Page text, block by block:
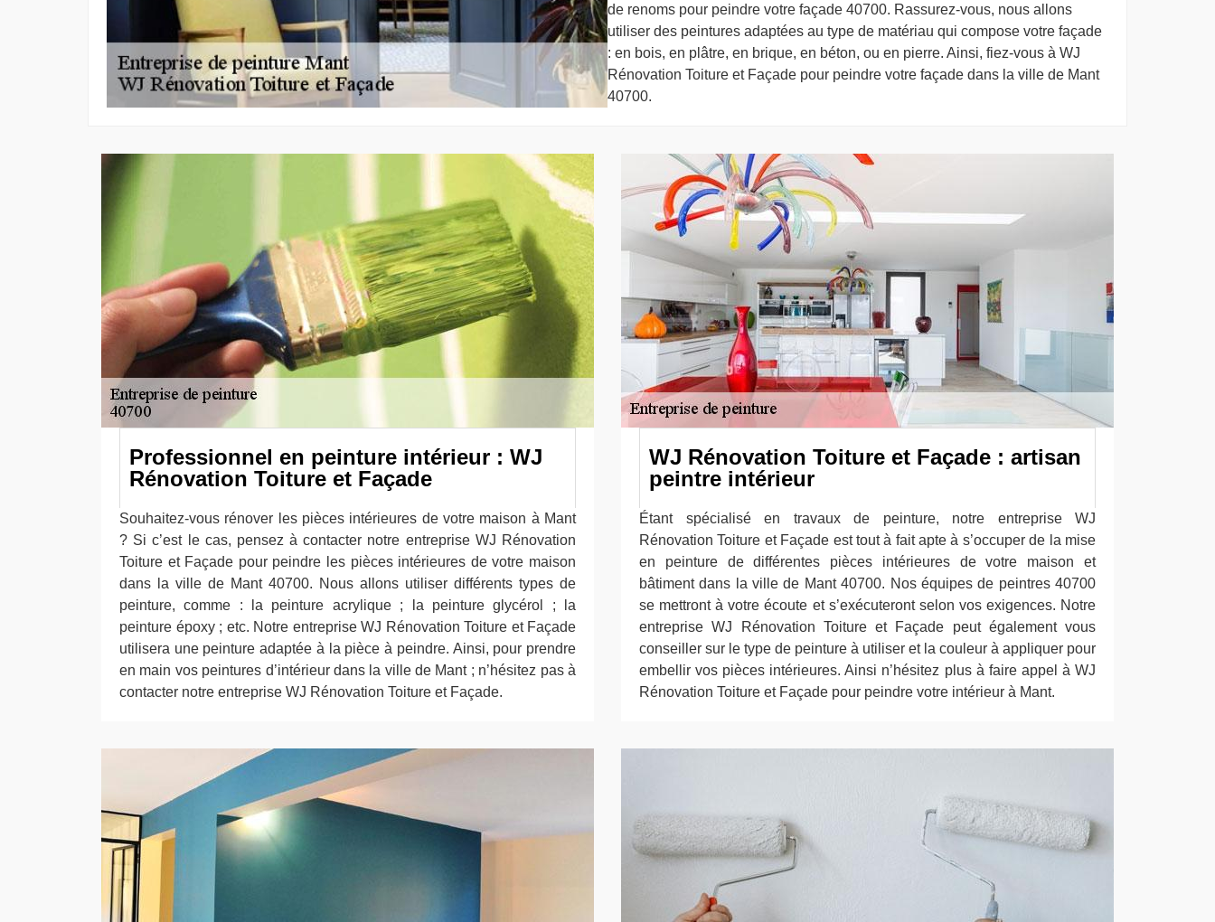
de renoms pour peindre votre façade 40700. Rassurez-vous, nous allons
utiliser des peintures adaptées au type de matériau qui compose votre façade
: en bois, en plâtre, en brique, en béton, ou en pierre. Ainsi, fiez-vous à WJ
Rénovation Toiture et Façade pour peindre votre façade dans la ville de Mant
40700.
Professionnel en peinture intérieur : WJ
Rénovation Toiture et Façade
Souhaitez-vous rénover les pièces intérieures de votre maison à Mant
? Si c’est le cas, pensez à contacter notre entreprise WJ Rénovation
Toiture et Façade pour peindre les pièces intérieures de votre maison
dans la ville de Mant 40700. Nous allons utiliser différents types de
peinture, comme : la peinture acrylique ; la peinture glycérol ; la
peinture époxy ; etc. Notre entreprise WJ Rénovation Toiture et Façade
utilisera une peinture adaptée à la pièce à peindre. Ainsi, pour prendre
en main vos peintures d’intérieur dans la ville de Mant ; n’hésitez pas à
contacter notre entreprise WJ Rénovation Toiture et Façade.
WJ Rénovation Toiture et Façade : artisan
peintre intérieur
Étant spécialisé en travaux de peinture, notre entreprise WJ
Rénovation Toiture et Façade est tout à fait apte à s’occuper de la mise
en peinture de différentes pièces intérieures de votre maison et
bâtiment dans la ville de Mant 40700. Nos équipes de peintres 40700
se mettront à votre écoute et s’exécuteront selon vos exigences. Notre
entreprise WJ Rénovation Toiture et Façade peut également vous
conseiller sur le type de peinture à utiliser et la couleur à appliquer pour
embellir vos pièces intérieures. Ainsi n’hésitez plus à faire appel à WJ
Rénovation Toiture et Façade pour peindre votre intérieur à Mant.